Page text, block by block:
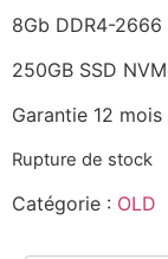
8Gb DDR4-2666
250GB SSD
Garantie 12 mois
Rupture de stock
Catégorie : OLD